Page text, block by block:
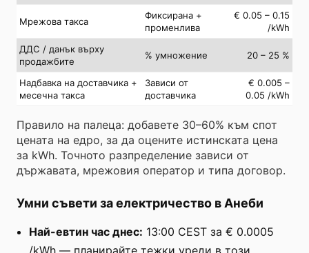
Мрежова такса
Фиксирана +
променлива
€ 0.05 – 0.15
/kWh
ДДС / данък върху
продажбите
% умножение 20 – 25 %
Надбавка на доставчика +
месечна такса
Зависи от
доставчика
€ 0.005 –
0.05 /kWh
Правило на палеца: добавете 30–60% към спот
цената на едро, за да оцените истинската цена
за kWh. Точното разпределение зависи от
държавата, мрежовия оператор и типа договор.
Умни съвети за електричество в Анеби
Най-евтин час днес: 13:00 CEST за € 0.0005
/kWh — планирайте тежки уреди в този